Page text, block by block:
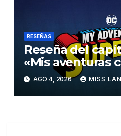
RESEÑAS
Reseña del
«Mis aventuras
Superman»
AGO 4, 2026 MISS